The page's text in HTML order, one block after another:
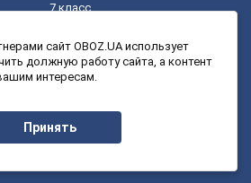
7 класс
9 класс
сайт OBOZ.UA использует
должную работу сайта, а контент
интересам.
Принять